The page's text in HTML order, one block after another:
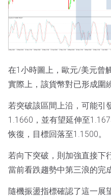
在1小時圖上，歐元/美元曾
實際上，該貨幣對已形成圍
若突破該區間上沿，可能引
1.1660，並有望延伸至
恢復，目標回落至1.1500。
若向下突破，則加強直接下
當前看跌趨勢中第三浪的完
隨機振盪指標確認了這一展